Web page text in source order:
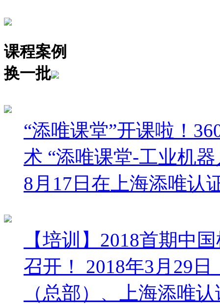
课程案例
换一批
“添唯课堂”开课啦！
术 “添唯课堂-工业机
8月17日在上海添唯认
【培训】2018首期中
召开！
2018年3月29
（总部）、上海添唯